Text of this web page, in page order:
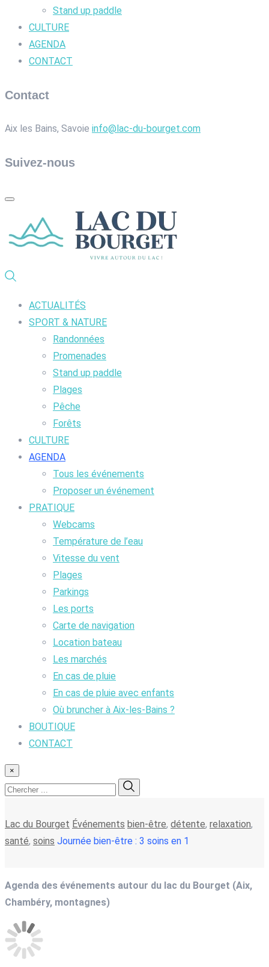
Stand up paddle
CULTURE
AGENDA
CONTACT
Contact
Aix les Bains, Savoie info@lac-du-bourget.com
Suivez-nous
ACTUALITÉS
SPORT & NATURE
Randonnées
Promenades
Stand up paddle
Plages
Pêche
Forêts
CULTURE
AGENDA
Tous les événements
Proposer un événement
PRATIQUE
Webcams
Température de l’eau
Vitesse du vent
Plages
Parkings
Les ports
Carte de navigation
Location bateau
Les marchés
En cas de pluie
En cas de pluie avec enfants
Où bruncher à Aix-les-Bains ?
BOUTIQUE
CONTACT
×
Lac du Bourget Événements bien-être, détente, relaxation,
santé, soins Journée bien-être : 3 soins en 1
Agenda des événements autour du lac du Bourget (Aix,
Chambéry, montagnes)